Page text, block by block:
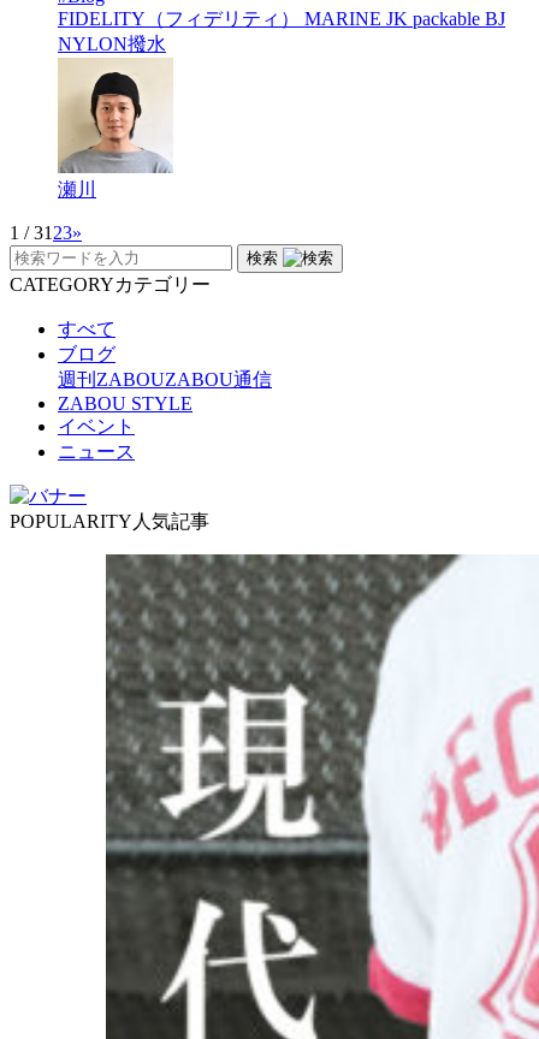
FIDELITY（フィデリティ） MARINE JK packable BJ
NYLON撥水
瀬川
1 / 31 23»
検索
CATEGORYカテゴリー
すべて
ブログ
週刊ZABOUZABOU通信
ZABOU STYLE
イベント
ニュース
POPULARITY 人気記事